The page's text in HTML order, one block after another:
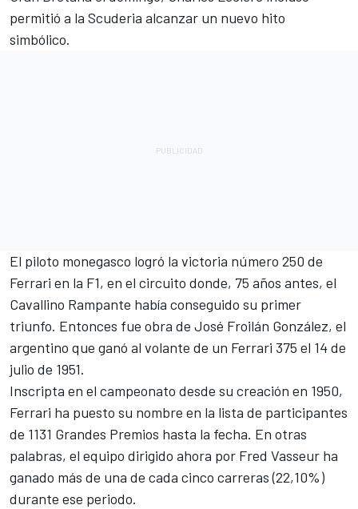
permitió a la Scuderia alcanzar un nuevo hito
simbólico.
El piloto monegasco logró la victoria número 250 de
Ferrari en la F1, en el circuito donde, 75 años antes, el
Cavallino Rampante había conseguido su primer
triunfo. Entonces fue obra de José Froilán González, el
argentino que ganó al volante de un Ferrari 375 el 14 de
julio de 1951.
Inscripta en el campeonato desde su creación en 1950,
Ferrari ha puesto su nombre en la lista de participantes
de 1131 Grandes Premios hasta la fecha. En otras
palabras, el equipo dirigido ahora por Fred Vasseur ha
ganado más de una de cada cinco carreras (22,10%)
durante ese periodo.